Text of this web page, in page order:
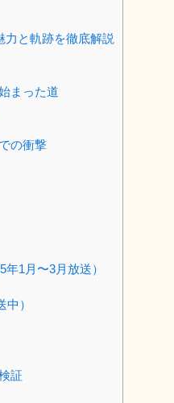
と軌跡を徹底解説
まった道
の衝撃
1月〜3月放送）
）
証